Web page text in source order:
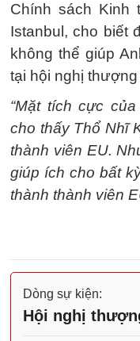
Chính sách
Istanbul, cho biết
không thể giúp
tại hội nghị
“Mặt tích cực
cho thấy Thổ Nhĩ
thành viên EU.
giúp ích cho bất
thành thành viên
Dòng sự kiện:
Hội nghị